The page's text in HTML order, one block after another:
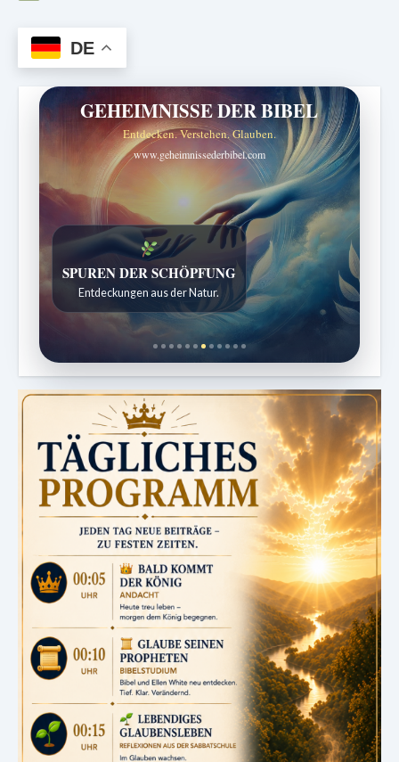
DE
GEHEIMNISSE DER BIBEL
Entdecken. Verstehen. Glauben.
www.geheimnissederbibel.com
DIE STILLE INTELLIGENZ DES KÖRPERS
Ordnung bringt Leben zurück.